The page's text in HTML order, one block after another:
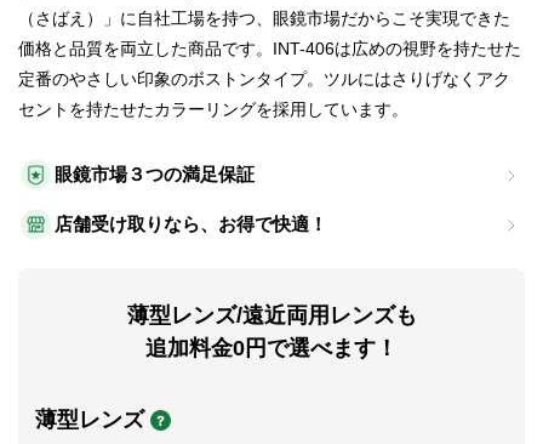
眼鏡市場３つの満足保証
店舗受け取りなら、お得で快適！
薄型レンズ/遠近両用レンズも
追加料金0円で選べます！
薄型レンズ
（さばえ）」に自社工場を持つ、眼鏡市場だからこそ実現できた
価格と品質を両立した商品です。INT-406は広めの視野を持たせた
定番のやさしい印象のボストンタイプ。ツルにはさりげなくアク
セントを持たせたカラーリングを採用しています。